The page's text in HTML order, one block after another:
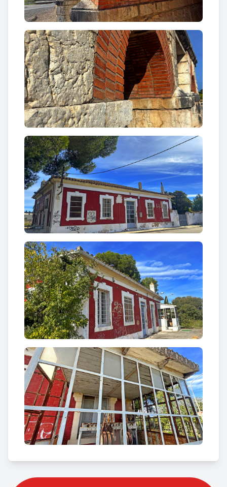
Al quilòmetre 178,3 d’aquell vell camí de ferro —al
tram Tortosa-Ulldecona—, el pont s’alçava valent
damunt el barranc del Pelòs, allà on l’antic camí
d’Amposta cercava pas. La seva presència era
necessària, com un pont de metàfora entre dos
mons: el de la terra i el de l’avenç. Amb els anys, la
modernitat va remoure el paisatge, i les seves
restes, fidels però cansades, foren traslladades a un
nou racó on encara evoquen el so dels eixos i el
tremolor dels rails.
El 9 d’agost de 1996 el darrer tren va travessar
aquell silenci antic. Després, només el vent. Santa
Bàrbara, l’únic municipi que havia tingut l’estació al
cor del seu nucli, restà amb les vies com cicatrius
nobles d’una època que ja marxava. Quatre vies de
sobrepàs dibuixaven la seva importància: la
i el magatzem, i una més, particular, de Campsa —
potser ja muda quan arribava el final del segle.
Avui, allà on el tren ja no passa, encara sembla
sentir-se el murmuri del ferro, el xiuxiueig de les
rodes contra la memòria. El ferrocarril, més que una
via, fou una línia de vida: un traç de metall que unia
pobles, destins i somnis sota la mateixa veu del
progrés.